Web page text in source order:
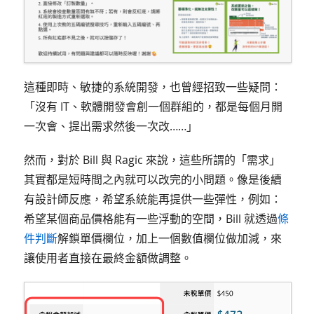
這種即時、敏捷的系統開發，也曾經招致一些疑問：
「沒有 IT、軟體開發會創一個群組的，都是每個月開
一次會、提出需求然後一次改……」
然而，對於 Bill 與 Ragic 來說，這些所謂的「需求」
其實都是短時間之內就可以改完的小問題。像是後續
有設計師反應，希望系統能再提供一些彈性，例如：
希望某個商品價格能有一些浮動的空間，Bill 就透過條
件判斷解鎖單價欄位，加上一個數值欄位做加減，來
讓使用者直接在最終金額做調整。